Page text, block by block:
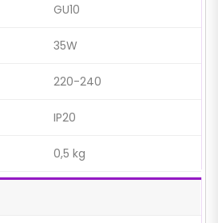
GU10
35W
220-240
IP20
0,5 kg